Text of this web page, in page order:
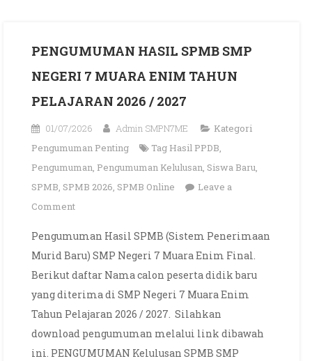
PENGUMUMAN HASIL SPMB SMP
NEGERI 7 MUARA ENIM TAHUN
PELAJARAN 2026 / 2027
01/07/2026 Admin SMPN7ME
Kategori
Pengumuman Penting
Tag Hasil PPDB,
Pengumuman, Pengumuman Kelulusan, Siswa Baru,
SPMB, SPMB 2026, SPMB Online
Leave a
Commenton
HASIL
SPMB
SMP
NEGERI
7
MUARA
ENIM
Pengumuman Hasil SPMB (Sistem Penerimaan
Murid Baru) SMP Negeri 7 Muara Enim Final.
Berikut daftar Nama calon peserta didik baru
yang diterima di SMP Negeri 7 Muara Enim
Tahun Pelajaran 2026 / 2027. Silahkan
download pengumuman melalui link dibawah
ini. PENGUMUMAN Kelulusan SPMB SMP